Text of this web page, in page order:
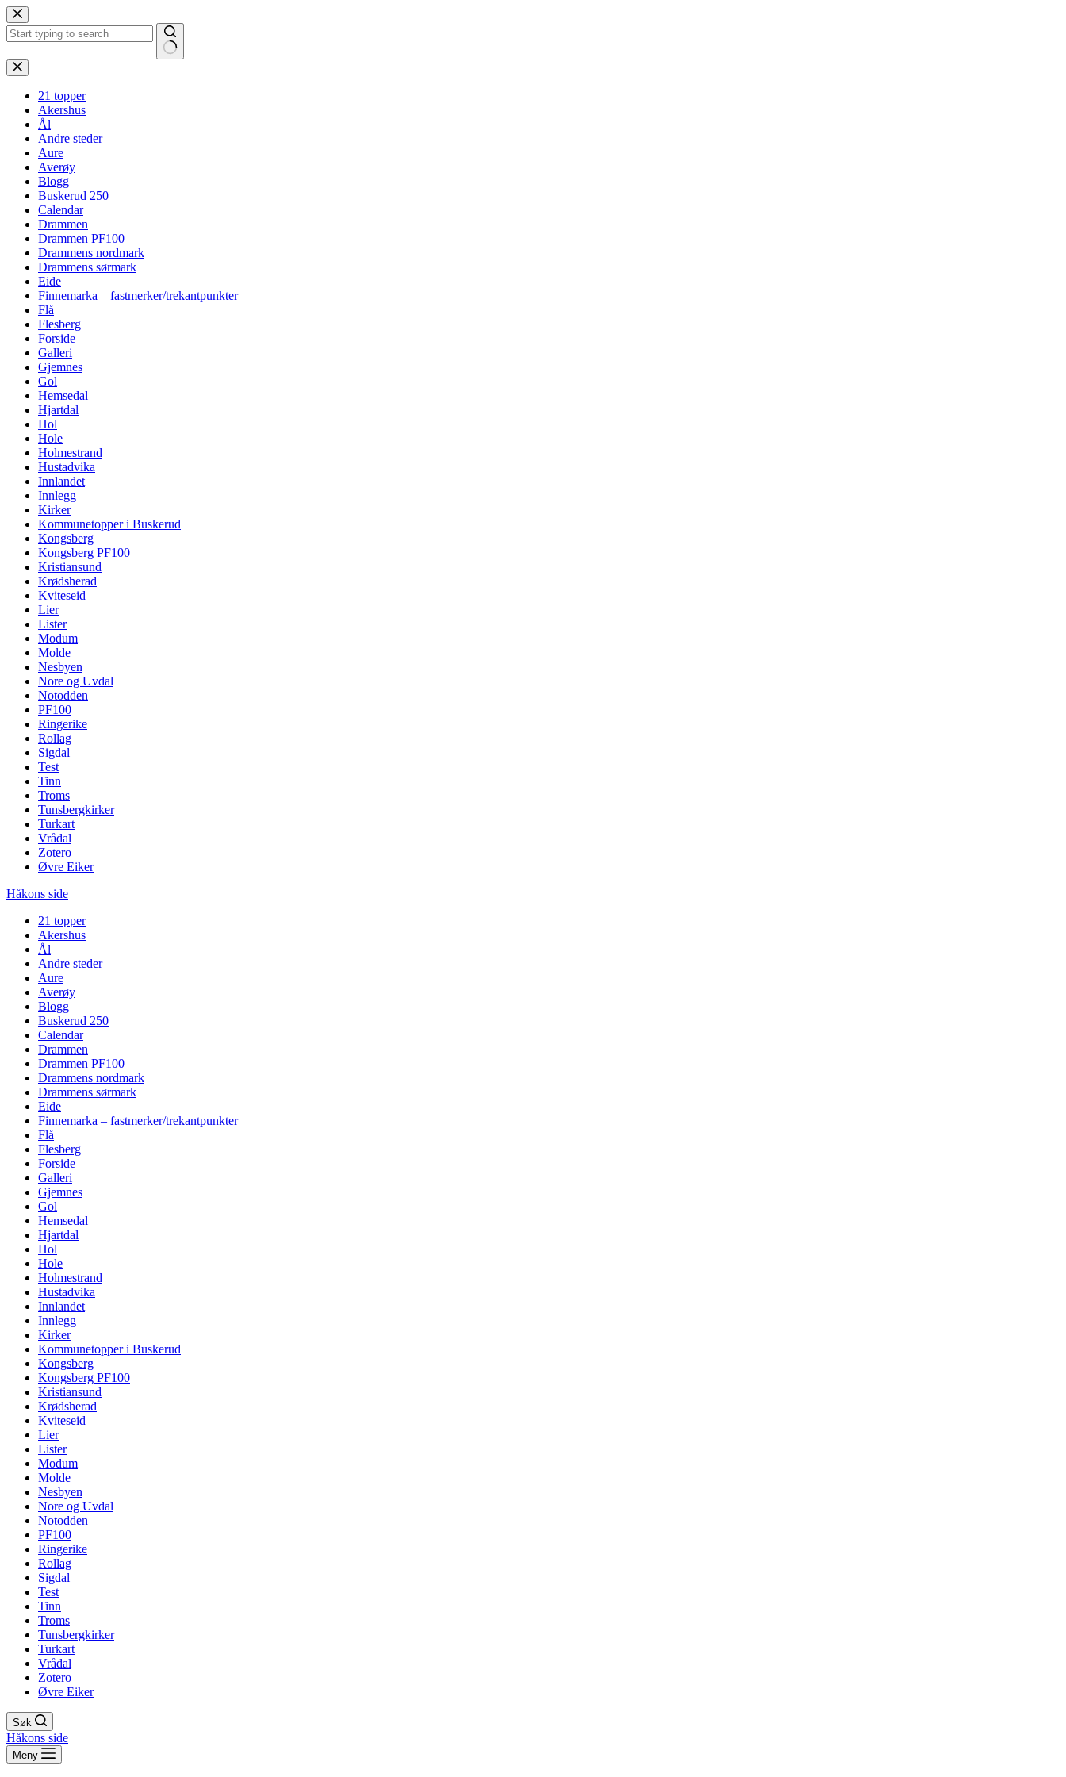
Hopp
til
innholdet
Ingen
resultater
21 topper
Akershus
Ål
Andre steder
Aure
Averøy
Blogg
Buskerud 250
Calendar
Drammen
Drammen PF100
Drammens nordmark
Drammens sørmark
Eide
Finnemarka – fastmerker/trekantpunkter
Flå
Flesberg
Forside
Galleri
Gjemnes
Gol
Hemsedal
Hjartdal
Hol
Hole
Holmestrand
Hustadvika
Innlandet
Innlegg
Kirker
Kommunetopper i Buskerud
Kongsberg
Kongsberg PF100
Kristiansund
Krødsherad
Kviteseid
Lier
Lister
Modum
Molde
Nesbyen
Nore og Uvdal
Notodden
PF100
Ringerike
Rollag
Sigdal
Test
Tinn
Troms
Tunsbergkirker
Turkart
Vrådal
Zotero
Øvre Eiker
Håkons side
21 topper
Akershus
Ål
Andre steder
Aure
Averøy
Blogg
Buskerud 250
Calendar
Drammen
Drammen PF100
Drammens nordmark
Drammens sørmark
Eide
Finnemarka – fastmerker/trekantpunkter
Flå
Flesberg
Forside
Galleri
Gjemnes
Gol
Hemsedal
Hjartdal
Hol
Hole
Holmestrand
Hustadvika
Innlandet
Innlegg
Kirker
Kommunetopper i Buskerud
Kongsberg
Kongsberg PF100
Kristiansund
Krødsherad
Kviteseid
Lier
Lister
Modum
Molde
Nesbyen
Nore og Uvdal
Notodden
PF100
Ringerike
Rollag
Sigdal
Test
Tinn
Troms
Tunsbergkirker
Turkart
Vrådal
Zotero
Øvre Eiker
Søk
Håkons side
Meny